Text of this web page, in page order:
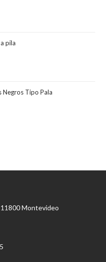
pila
Negros Tipo Pala
Montevideo